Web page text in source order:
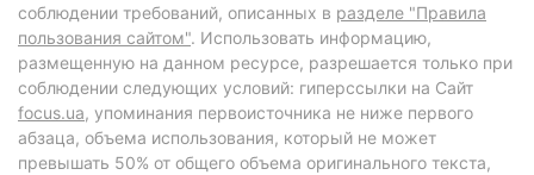
соблюдении требований, описанных в разделе "Правила
пользования сайтом". Использовать информацию,
размещенную на данном ресурсе, разрешается только при
соблюдении следующих условий: гиперссылки на Сайт
focus.ua, упоминания первоисточника не ниже первого
абзаца, объема использования, который не может
превышать 50% от общего объема оригинального текста,